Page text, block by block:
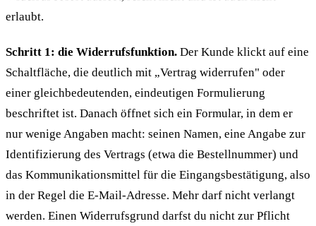
erlaubt.
Schritt 1: die Widerrufsfunktion. Der Kunde klickt auf eine
Schaltfläche, die deutlich mit „Vertrag widerrufen" oder
einer gleichbedeutenden, eindeutigen Formulierung
beschriftet ist. Danach öffnet sich ein Formular, in dem er
nur wenige Angaben macht: seinen Namen, eine Angabe zur
Identifizierung des Vertrags (etwa die Bestellnummer) und
das Kommunikationsmittel für die Eingangsbestätigung, also
in der Regel die E-Mail-Adresse. Mehr darf nicht verlangt
werden. Einen Widerrufsgrund darfst du nicht zur Pflicht